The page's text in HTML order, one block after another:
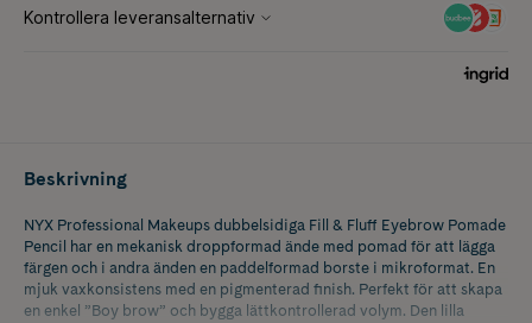
Beskrivning
NYX Professional Makeups dubbelsidiga Fill & Fluff Eyebrow Pomade
Pencil har en mekanisk droppformad ände med pomad för att lägga
färgen och i andra änden en paddelformad borste i mikroformat. En
mjuk vaxkonsistens med en pigmenterad finish. Perfekt för att skapa
en enkel ”Boy brow” och bygga lättkontrollerad volym. Den lilla